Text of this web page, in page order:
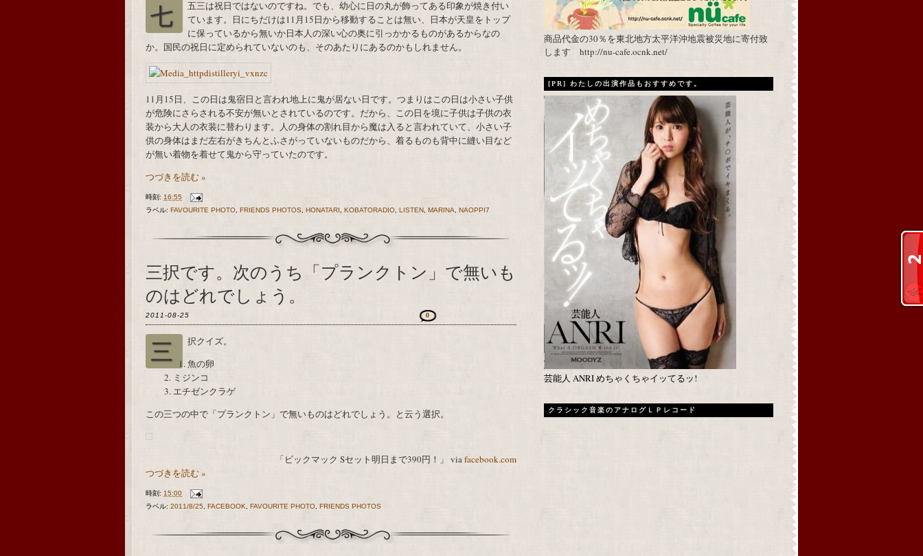
七五三は祝日ではないのですね。でも、幼心に日の丸が飾ってある印象が焼き付い
ています。日にちだけは11月15日から移動することは無い、日本が天皇をトップ
に保っているから無いか日本人の深い心の奥に引っかかるものがあるからなの
か。国民の祝日に定められていないのも、そのあたりにあるのかもしれません。
11月15日、この日は鬼宿日と言われ地上に鬼が居ない日です。つまりはこの日は小さい子供
が危険にさらされる不安が無いとされているのです。だから、この日を境に子供は子供の衣
装から大人の衣装に替わります。人の身体の割れ目から魔は入ると言われていて、小さい子
供の身体はまだ左右がきちんとふさがっていないものだから、着るものも背中に縫い目など
が無い着物を着せて鬼から守っていたのです。
つづきを読む »
時刻: 16:55
ラベル: FAVOURITE PHOTO FRIENDS PHOTOS HONATARI KOBATORADIO LISTEN MARINA NAOPPI7
三択です。次のうち「プランクトン」で無いも
のはどれでしょう。
2011-08-25 0
三択クイズ。
魚の卵
ミジンコ
エチゼンクラゲ
この三つの中で「プランクトン」で無いものはどれでしょう。と云う選択。
「ビックマック Sセット明日まで390円！」 viafacebook.com
つづきを読む »
時刻: 15:00
ラベル: 2011/8/25 FACEBOOK FAVOURITE PHOTO FRIENDS PHOTOS
商品代金の30％を東北地方太平洋沖地震被災地に寄付致
します http://nu-cafe.ocnk.net/
[PR] わたしの出演作品もおすすめです。
芸能人 ANRI めちゃくちゃイッてるッ!
クラシック音楽のアナログＬＰレコード